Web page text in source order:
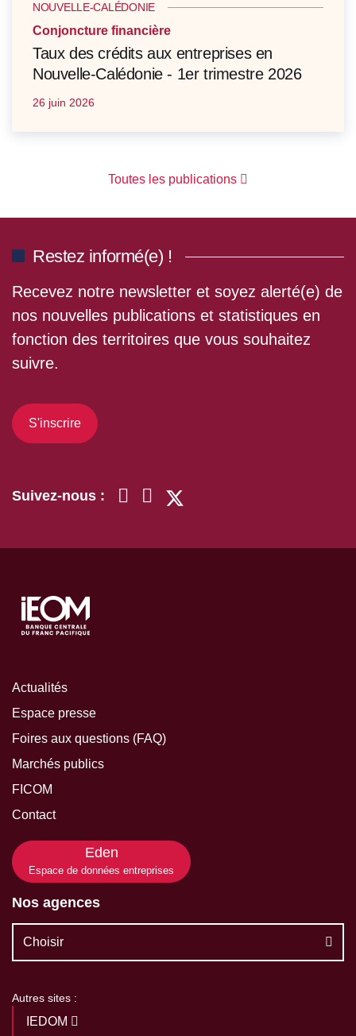
NOUVELLE-CALÉDONIE
Conjoncture financière
Taux des crédits aux entreprises en
Nouvelle-Calédonie - 1er trimestre 2026
26 juin 2026
Toutes les publications
Restez informé(e) !
Recevez notre newsletter et soyez alerté(e) de
nos nouvelles publications et statistiques en
fonction des territoires que vous souhaitez
suivre.
S'inscrire
Suivez-nous :
Actualités
Espace presse
Foires aux questions (FAQ)
Marchés publics
FICOM
Contact
Eden
Espace de données entreprises
Nos agences
Choisir
Autres sites :
IEDOM